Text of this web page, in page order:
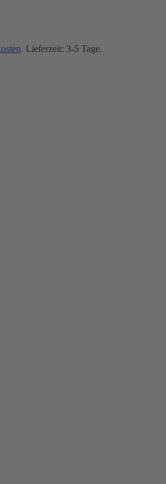
. Lieferzeit: 3-5 Tage.